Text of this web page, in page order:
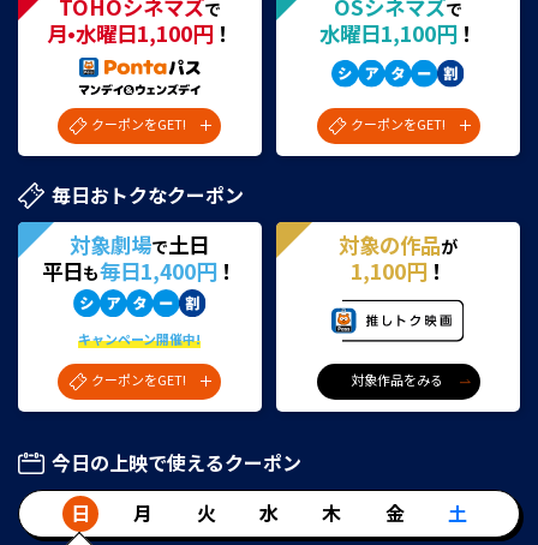
TOHOシネマズで
月•水曜日1,100円！
クーポンをGET!
OSシネマズで
水曜日1,100円！
クーポンをGET!
毎日おトクなクーポン
対象劇場で土日
平日も毎日1,400円 ！
キャンペーン開催中!
クーポンをGET!
対象の作品が
1,100円！
対象作品をみる
今日の上映で使えるクーポン
日
月 火 水 木 金 土